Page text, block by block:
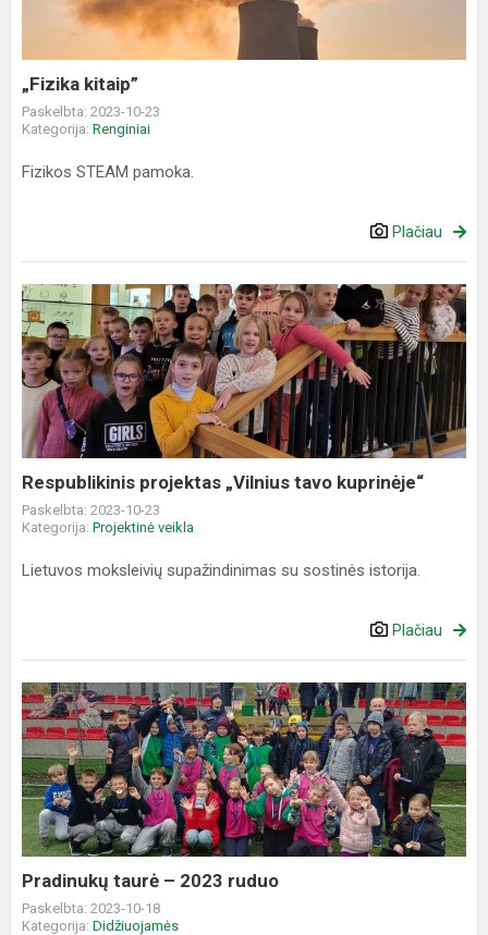
„Fizika kitaip”
Paskelbta: 2023-10-23
Kategorija: Renginiai
Fizikos STEAM pamoka.
Plačiau
Respublikinis
projektas
„Vilnius
tavo
kuprinėje“
Respublikinis projektas „Vilnius tavo kuprinėje“
Paskelbta: 2023-10-23
Kategorija: Projektinė veikla
Lietuvos moksleivių supažindinimas su sostinės istorija.
Plačiau
Pradinukų
taurė
–
2023
ruduo
Pradinukų taurė – 2023 ruduo
Paskelbta: 2023-10-18
Kategorija: Didžiuojamės